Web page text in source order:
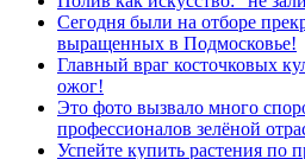
Сегодня были на отборе
выращенных в Подмосковье!
Главный враг косточковых
ожог!
Это фото вызвало много
профессионалов зелёной
Успейте купить растения по